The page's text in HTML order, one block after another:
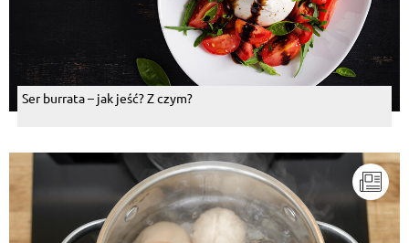
Ser burrata – jak jeść? Z czym?